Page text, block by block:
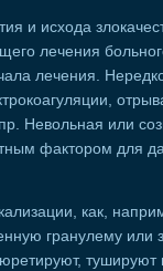
и исхода
лечения
лечения.
Невольная или
фактором для
как,
гранулему или